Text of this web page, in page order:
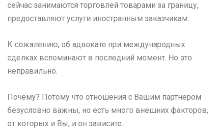
сейчас занимаются торговлей товарами за границу,
предоставляют услуги иностранным заказчикам.
К сожалению, об адвокате при международных
сделках вспоминают в последний момент. Но это
неправильно.
Почему? Потому что отношения с Вашим партнером
безусловно важны, но есть много внешних факторов,
от которых и Вы, и он зависите.